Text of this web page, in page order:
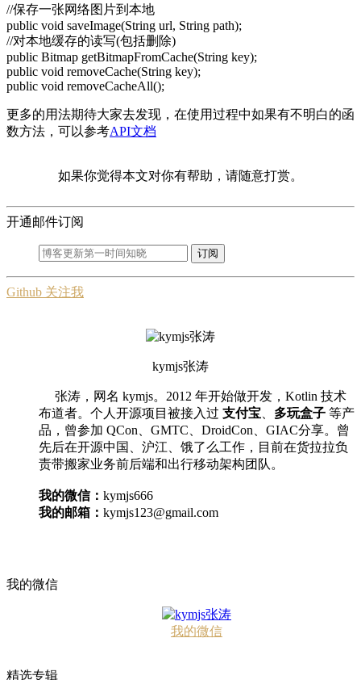
//保存一张网络图片到本地
public void saveImage(String url, String path);
//对本地缓存的读写(包括删除)
public Bitmap getBitmapFromCache(String key);
public void removeCache(String key);
public void removeCacheAll();
更多的用法期待大家去发现，在使用过程中如果有不明白的函
数方法，可以参考API文档
如果你觉得本文对你有帮助，请随意打赏。
开通邮件订阅
订阅
Github 关注我
kymjs张涛
张涛，网名 kymjs。2012 年开始做开发，Kotlin 技术
布道者。个人开源项目被接入过 支付宝 多玩盒子 等产
品，曾参加 QCon、GMTC、DroidCon、GIAC分享。曾
先后在开源中国、沪江、饿了么工作，目前在货拉拉负
责带搬家业务前后端和出行移动架构团队。
我的微信： kymjs666
我的邮箱： kymjs123@gmail.com
我的微信
我的微信
精选专辑